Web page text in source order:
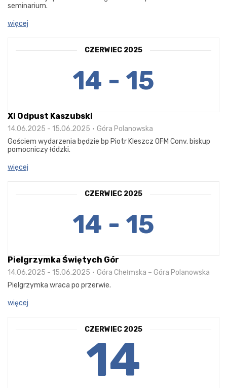
seminarium.
więcej
CZERWIEC 2025
14 - 15
XI Odpust Kaszubski
14.06.2025 - 15.06.2025
Góra Polanowska
Gościem wydarzenia będzie bp Piotr Kleszcz OFM Conv. biskup
pomocniczy łódzki.
więcej
CZERWIEC 2025
14 - 15
Pielgrzymka Świętych Gór
14.06.2025 - 15.06.2025
Góra Chełmska – Góra Polanowska
Pielgrzymka wraca po przerwie.
więcej
CZERWIEC 2025
14